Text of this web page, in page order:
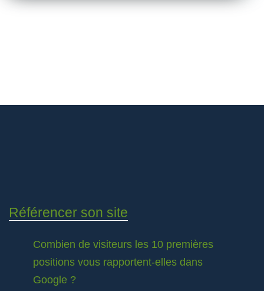
Référencer son site
Combien de visiteurs les 10 premières
positions vous rapportent-elles dans
Google ?